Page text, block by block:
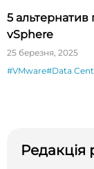
5 альтернатив
vSphere
25 березня, 2025
#VMware#Data
Редакція